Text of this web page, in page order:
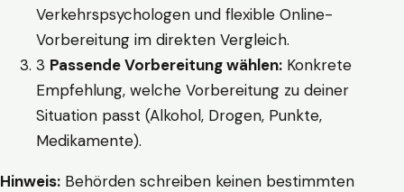
Verkehrspsychologen und flexible Online-
Vorbereitung im direkten Vergleich.
3 Passende Vorbereitung wählen: Konkrete
Empfehlung, welche Vorbereitung zu deiner
Situation passt (Alkohol, Drogen, Punkte,
Medikamente).
Hinweis: Behörden schreiben keinen bestimmten